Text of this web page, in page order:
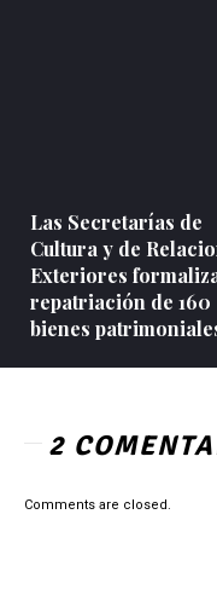
Las Secretarías de
Cultura y de
Exteriores
repatriación de 160
bienes
2
Comments are closed.